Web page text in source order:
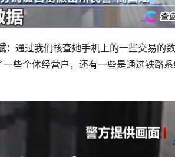
通过我们核查她手机上的一些交易的
些个体经营户，还有一些是通过铁路